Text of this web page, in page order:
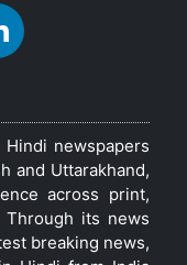
newspapers
and Uttarakhand,
across print,
Through its news
breaking news,